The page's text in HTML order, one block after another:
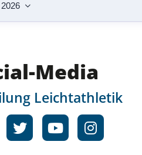
Media
Leichtathletik